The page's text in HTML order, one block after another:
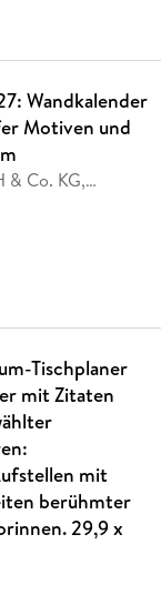
Wandkalender
Motiven und
& Co. KG,
Tischplaner
mit Zitaten
mit
berühmter
29,9 x